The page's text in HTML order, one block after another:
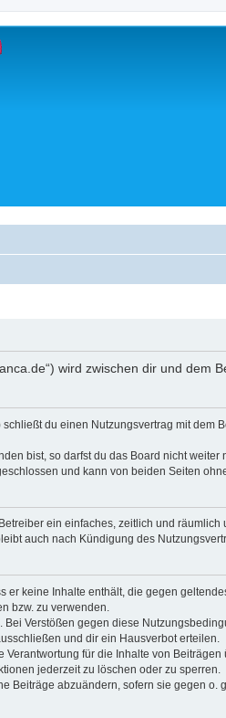
wird zwischen dir und dem
schließt du einen Nutzungsvertrag mit
bist, so darfst du das Board nicht
und kann von beiden Seiten
ein einfaches, zeitlich und
auch nach Kündigung des
er keine Inhalte enthält, die gegen
bzw. zu verwenden.
Verstößen gegen diese
und dir ein Hausverbot erteilen.
Verantwortung für die Inhalte von
jederzeit zu löschen oder zu sperren.
Beiträge abzuändern, sofern sie gegen